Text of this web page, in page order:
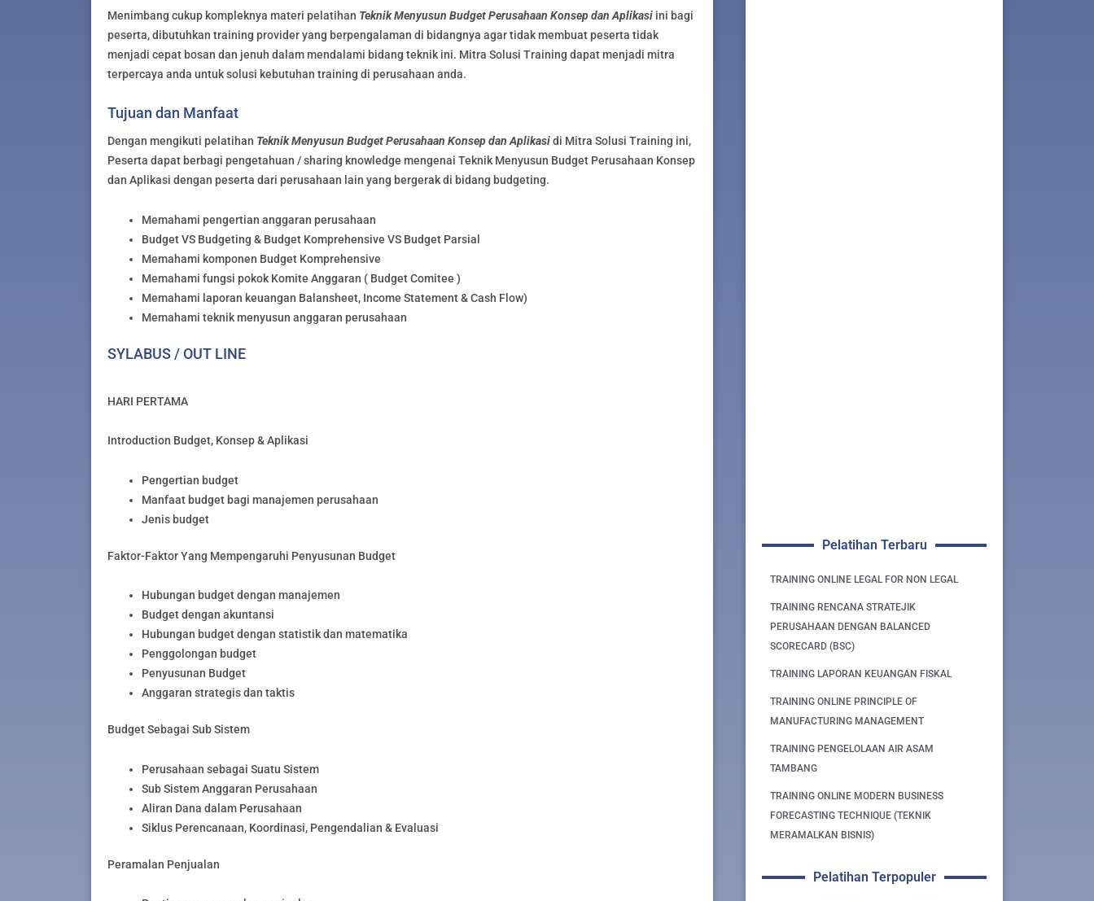
Menimbang cukup kompleknya materi pelatihan Teknik Menyusun Budget Perusahaan Konsep dan Aplikasi ini bagi
peserta, dibutuhkan training provider yang berpengalaman di bidangnya agar tidak membuat peserta tidak
menjadi cepat bosan dan jenuh dalam mendalami bidang teknik ini. Mitra Solusi Training dapat menjadi mitra
terpercaya anda untuk solusi kebutuhan training di perusahaan anda.
Tujuan dan Manfaat
Dengan mengikuti pelatihan Teknik Menyusun Budget Perusahaan Konsep dan Aplikasidi Mitra Solusi Training ini,
Peserta dapat berbagi pengetahuan / sharing knowledge mengenai Teknik Menyusun Budget Perusahaan Konsep
dan Aplikasi dengan peserta dari perusahaan lain yang bergerak di bidang budgeting.
Memahami pengertian anggaran perusahaan
Budget VS Budgeting & Budget Komprehensive VS Budget Parsial
Memahami komponen Budget Komprehensive
Memahami fungsi pokok Komite Anggaran ( Budget Comitee )
Memahami laporan keuangan Balansheet, Income Statement & Cash Flow)
Memahami teknik menyusun anggaran perusahaan
SYLABUS / OUT LINE
HARI PERTAMA
Introduction Budget, Konsep & Aplikasi
Pengertian budget
Manfaat budget bagi manajemen perusahaan
Jenis budget
Faktor-Faktor Yang Mempengaruhi Penyusunan Budget
Hubungan budget dengan manajemen
Budget dengan akuntansi
Hubungan budget dengan statistik dan matematika
Penggolongan budget
Penyusunan Budget
Anggaran strategis dan taktis
Budget Sebagai Sub Sistem
Perusahaan sebagai Suatu Sistem
Sub Sistem Anggaran Perusahaan
Aliran Dana dalam Perusahaan
Siklus Perencanaan, Koordinasi, Pengendalian & Evaluasi
Peramalan Penjualan
Pelatihan Terbaru
TRAINING ONLINE LEGAL FOR NON LEGAL
TRAINING RENCANA STRATEJIK
PERUSAHAAN DENGAN BALANCED
SCORECARD (BSC)
TRAINING LAPORAN KEUANGAN FISKAL
TRAINING ONLINE PRINCIPLE OF
MANUFACTURING MANAGEMENT
TRAINING PENGELOLAAN AIR ASAM
TAMBANG
TRAINING ONLINE MODERN BUSINESS
FORECASTING TECHNIQUE (TEKNIK
MERAMALKAN BISNIS)
Pelatihan Terpopuler